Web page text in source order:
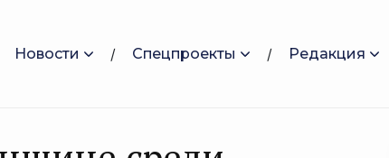
Новости Спецпроекты Редакция